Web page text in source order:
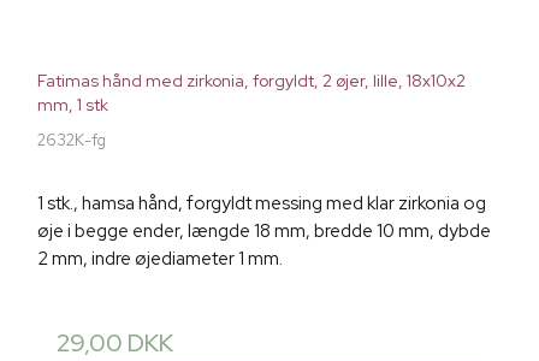
Fatimas hånd med zirkonia, forgyldt, 2 øjer, lille, 18x10x2
mm, 1 stk
2632K-fg
1 stk., hamsa hånd, forgyldt messing med klar zirkonia og
øje i begge ender, længde 18 mm, bredde 10 mm, dybde
2 mm, indre øjediameter 1 mm.
29,00 DKK